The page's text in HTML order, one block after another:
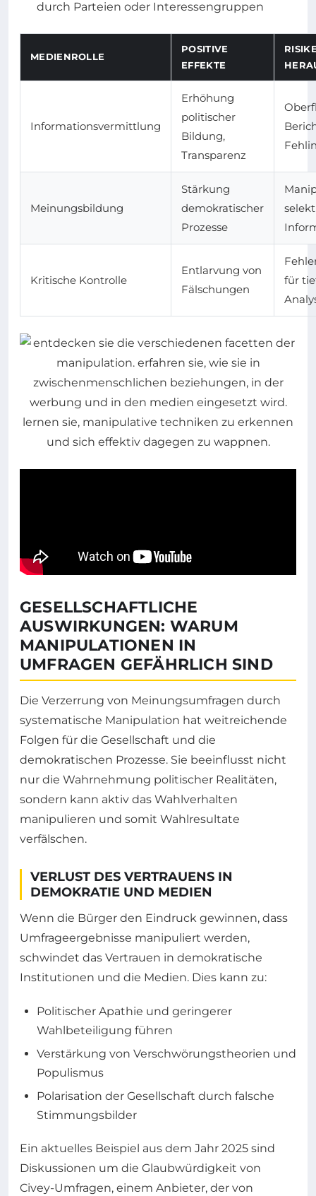
durch Parteien oder Interessengruppen
MEDIENROLLE
POSITIVE
EFFEKTE
Informationsvermittlung
Erhöhung
politischer
Bildung,
Transparenz
Meinungsbildung
Stärkung
demokratischer
Prozesse
Kritische Kontrolle
Entlarvung von
Fälschungen
für
GESELLSCHAFTLICHE
AUSWIRKUNGEN: WARUM
MANIPULATIONEN IN
UMFRAGEN GEFÄHRLICH SIND
Die Verzerrung von Meinungsumfragen durch
systematische Manipulation hat weitreichende
Folgen für die Gesellschaft und die
demokratischen Prozesse. Sie beeinflusst nicht
nur die Wahrnehmung politischer Realitäten,
sondern kann aktiv das Wahlverhalten
manipulieren und somit Wahlresultate
verfälschen.
VERLUST DES VERTRAUENS IN
DEMOKRATIE UND MEDIEN
Wenn die Bürger den Eindruck gewinnen, dass
Umfrageergebnisse manipuliert werden,
schwindet das Vertrauen in demokratische
Institutionen und die Medien. Dies kann zu:
Politischer Apathie und geringerer
Wahlbeteiligung führen
Verstärkung von Verschwörungstheorien und
Populismus
Polarisation der Gesellschaft durch falsche
Stimmungsbilder
Ein aktuelles Beispiel aus dem Jahr 2025 sind
Diskussionen um die Glaubwürdigkeit von
Civey-Umfragen, einem Anbieter, der von